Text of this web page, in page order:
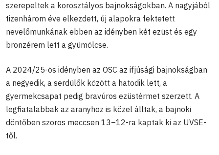
szerepeltek a korosztályos bajnokságokban. A nagyjából
tizenhárom éve elkezdett, új alapokra fektetett
nevelőmunkának ebben az idényben két ezüst és egy
bronzérem lett a gyümölcse.
A 2024/25-ös idényben az OSC az ifjúsági bajnokságban
a negyedik, a serdülők között a hatodik lett, a
gyermekcsapat pedig bravúros ezüstérmet szerzett. A
legfiatalabbak az aranyhoz is közel álltak, a bajnoki
döntőben szoros meccsen 13–12-ra kaptak ki az UVSE-
től.